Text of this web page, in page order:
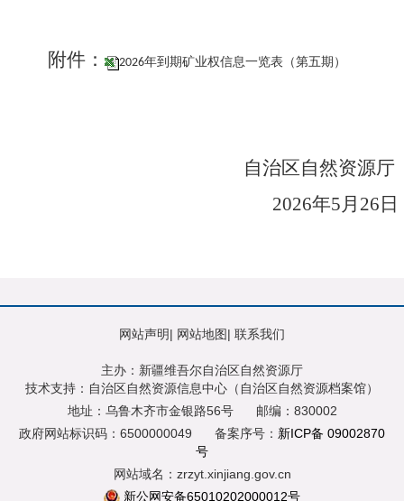
附件： 2026年到期矿业权信息一览表（第五期）
自治区自然资源厅
2026年5月 26 日
网站声明| 网站地图| 联系我们
主办：新疆维吾尔自治区自然资源厅
技术支持：自治区自然资源信息中心（自治区自然资源档案馆）
地址：乌鲁木齐市金银路56号
邮编：830002
政府网站标识码：6500000049
备案序号： 新ICP备 09002870
号
网站域名：zrzyt.xinjiang.gov.cn
新公网安备65010202000012号